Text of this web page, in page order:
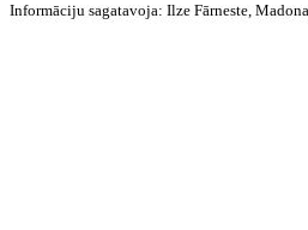
Informāciju sagatavoja: Ilze Fārneste,